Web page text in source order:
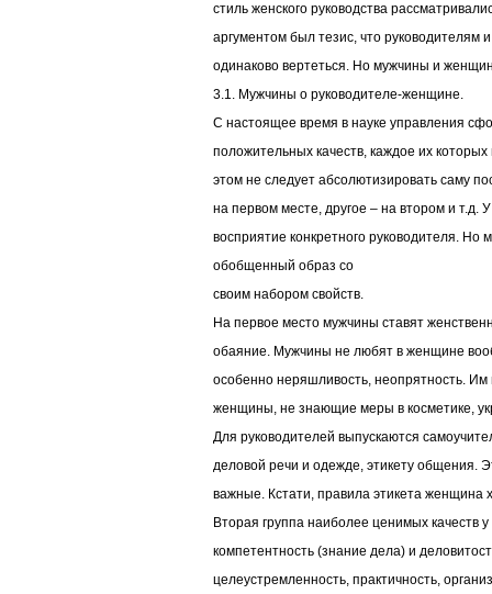
стиль женского руководства
аргументом был тезис, что руководителям
одинаково вертеться. Но мужчины и
3.1. Мужчины о руководителе-женщине.
С настоящее время в науке управления
положительных качеств, каждое их
этом не следует абсолютизировать саму
на первом месте, другое – на втором и т.д.
восприятие конкретного руководителя. Но
обобщенный образ со
своим набором свойств.
На первое место мужчины ставят
обаяние. Мужчины не любят в женщине
особенно неряшливость, неопрятность. Им
женщины, не знающие меры в косметике,
Для руководителей выпускаются
деловой речи и одежде, этикету общения.
важные. Кстати, правила этикета женщина
Вторая группа наиболее ценимых качеств
компетентность (знание дела) и
целеустремленность, практичность,